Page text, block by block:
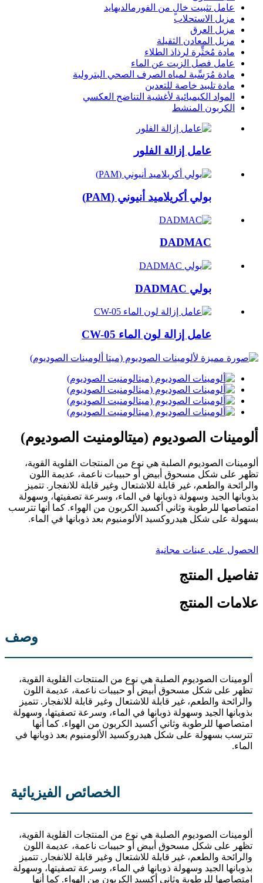
عامل تثبيت خالٍ من الفورمالديهايد
مزيل الاستحلاب
مزيل العرق
مزيل المعادن الثقيلة
مادة مُخثِّرة لرذاذ الطلاء
عامل فصل الزيت عن الماء
مادة مُرَسِّبة لمياه الصرف الصحي البترولية
مادة تلبيد خاصة للتعدين
المواد الكيميائية لأغشية التناضح العكسي
الكربون المنشط
عامل إزالة الفلور
بولي أكريلاميد أنيوني (PAM)
DADMAC
بولي DADMAC
عامل إزالة لون الماء CW-05
ألومينات الصوديوم (ميتالومنيت الصوديوم)
ألومينات الصوديوم الصلبة هي نوع من المنتجات القلوية القوية،
تظهر على شكل مسحوق أبيض أو حبيبات ناعمة، عديمة اللون
والرائحة والطعم، غير قابلة للاشتعال وغير قابلة للانفجار. تتميز
بذوبانها الجيد وسهولة ذوبانها في الماء، وسرعة تصفيتها، وسهولة
امتصاصها للرطوبة وثاني أكسيد الكربون من الهواء. كما أنها تترسب
بسهولة على شكل هيدروكسيد الألومنيوم بعد ذوبانها في الماء.
الحصول على عينات مجانية
تفاصيل المنتج
علامات المنتج
وصف
ألومينات الصوديوم الصلبة هي نوع من المنتجات القلوية القوية،
تظهر على شكل مسحوق أبيض أو حبيبات ناعمة، عديمة اللون
والرائحة والطعم، غير قابلة للاشتعال وغير قابلة للانفجار. تتميز
بذوبانها الجيد وسهولة ذوبانها في الماء، وسرعة تصفيتها، وسهولة
امتصاصها للرطوبة وثاني أكسيد الكربون من الهواء. كما أنها
تترسب بسهولة على شكل هيدروكسيد الألومنيوم بعد ذوبانها في
الماء.
الخصائص الفيزيائية
ألومينات الصوديوم الصلبة هي نوع من المنتجات القلوية القوية،
تظهر على شكل مسحوق أبيض أو حبيبات ناعمة، عديمة اللون
والرائحة والطعم، غير قابلة للاشتعال وغير قابلة للانفجار. تتميز
بذوبانها الجيد وسهولة ذوبانها في الماء، وسرعة تصفيتها، وسهولة
امتصاصها للرطوبة وثاني أكسيد الكربون من الهواء. كما أنها